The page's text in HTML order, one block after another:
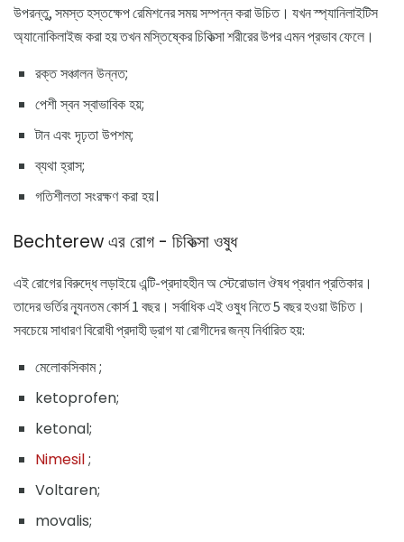
উপরন্তু, সমস্ত হস্তক্ষেপ রেমিশনের সময় সম্পন্ন করা উচিত। যখন স্প্যানিলাইটিস
অ্যানোকিলাইজ করা হয় তখন মস্তিষ্কের চিকিত্সা শরীরের উপর এমন প্রভাব ফেলে।
রক্ত সঞ্চালন উন্নত;
পেশী স্বন স্বাভাবিক হয়;
টান এবং দৃঢ়তা উপশম;
ব্যথা হ্রাস;
গতিশীলতা সংরক্ষণ করা হয়।
Bechterew এর রোগ - চিকিত্সা ওষুধ
এই রোগের বিরুদ্ধে লড়াইয়ে এন্টি-প্রদাহহীন অ স্টেরোডাল ঔষধ প্রধান প্রতিকার।
তাদের ভর্তির ন্যূনতম কোর্স 1 বছর। সর্বাধিক এই ওষুধ নিতে 5 বছর হওয়া উচিত।
সবচেয়ে সাধারণ বিরোধী প্রদাহী ড্রাগ যা রোগীদের জন্য নির্ধারিত হয়:
মেলোকসিকাম ;
ketoprofen;
ketonal;
Nimesil;
Voltaren;
movalis;